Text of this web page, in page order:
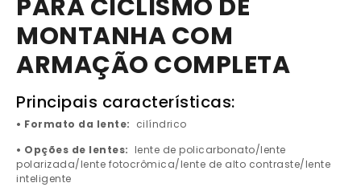
PARA CICLISMO DE
MONTANHA COM
ARMAÇÃO COMPLETA
Principais características:
• Formato da lente: cilíndrico
• Opções de lentes: lente de policarbonato/lente
polarizada/lente fotocrômica/lente de alto contraste/lente
inteligente